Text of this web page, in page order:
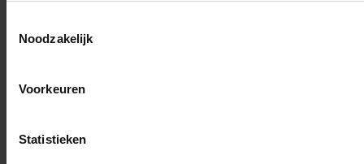
Noodzakelijk
Voorkeuren
Statistieken